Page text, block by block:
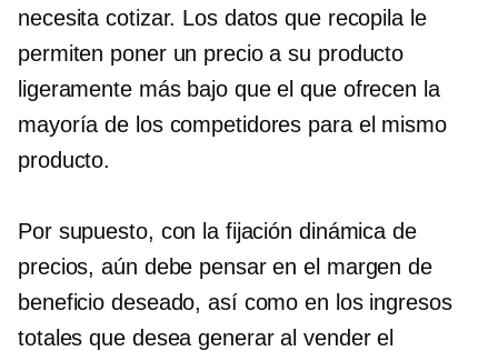
necesita cotizar. Los datos que recopila le
permiten poner un precio a su producto
ligeramente más bajo que el que ofrecen la
mayoría de los competidores para el mismo
producto.
Por supuesto, con la fijación dinámica de
precios, aún debe pensar en el margen de
beneficio deseado, así como en los ingresos
totales que desea generar al vender el